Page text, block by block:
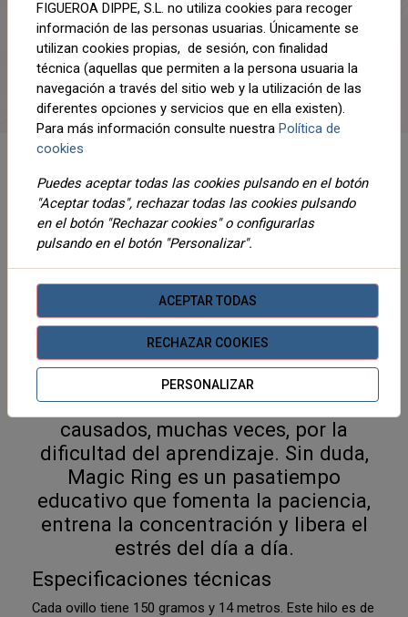
ganchillo para conseguir, como por
arte de magia, un calentito cuello o
una suave bufanda como si
estuvieran tejidos a dos agujas.
Magic Ring es un hilo fantasía de
base chenilla, con tacto terciopelo,
anillas o bucles. Pasa fácilmente
unas anillas por dentro de otras con
ayuda de un ganchillo para obtener
como resultado un tejido en punto
de media. Magic Ring es perfecto
para iniciar a niños en las
manualidades textiles: desarrolla su
creatividad y entusiasmo por lo
hecho a mano; también, evita la
frustración y el aburrimiento
causados, muchas veces, por la
dificultad del aprendizaje. Sin duda,
Magic Ring es un pasatiempo
educativo que fomenta la paciencia,
entrena la concentración y libera el
estrés del día a día.
Especificaciones técnicas
Cada ovillo tiene 150 gramos y 14 metros. Este hilo es de
FIGUEROA DIPPE, S.L. no utiliza cookies para recoger
información de las personas usuarias. Únicamente se
utilizan cookies propias, de sesión, con finalidad
técnica (aquellas que permiten a la persona usuaria la
navegación a través del sitio web y la utilización de las
diferentes opciones y servicios que en ella existen).
Para más información consulte nuestra Política de
cookies
Puedes aceptar todas las cookies pulsando en el botón
"Aceptar todas", rechazar todas las cookies pulsando
en el botón "Rechazar cookies" o configurarlas
pulsando en el botón "Personalizar".
ACEPTAR TODAS
RECHAZAR COOKIES
PERSONALIZAR